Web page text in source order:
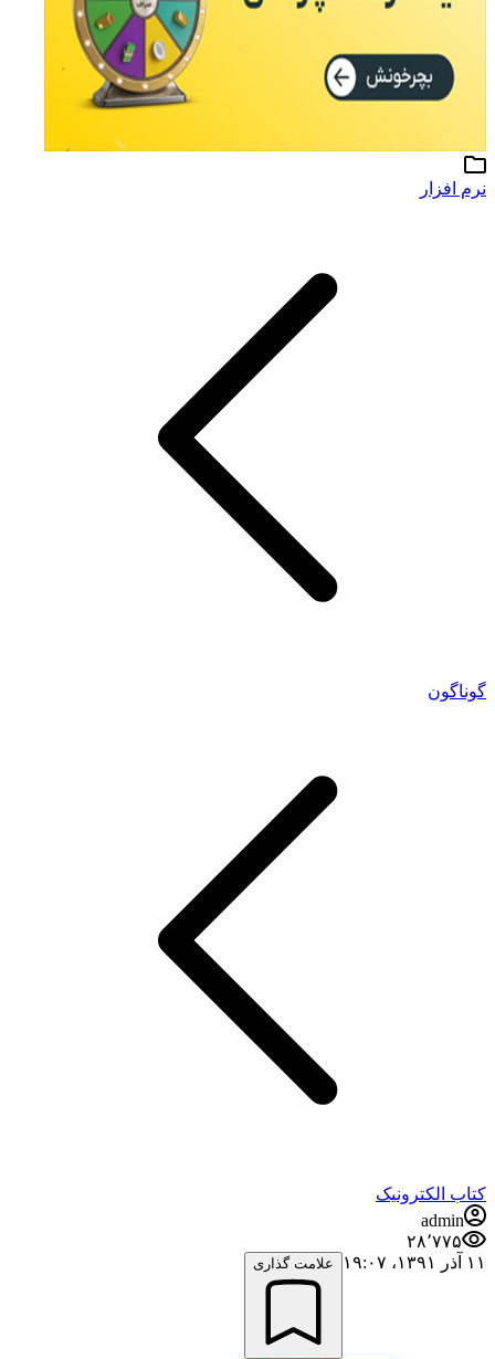
نرم افزار
گوناگون
کتاب الکترونیک
admin
۲۸٬۷۷۵
۱۱ آذر ۱۳۹۱،‏ ۱۹:۰۷
علامت گذاری